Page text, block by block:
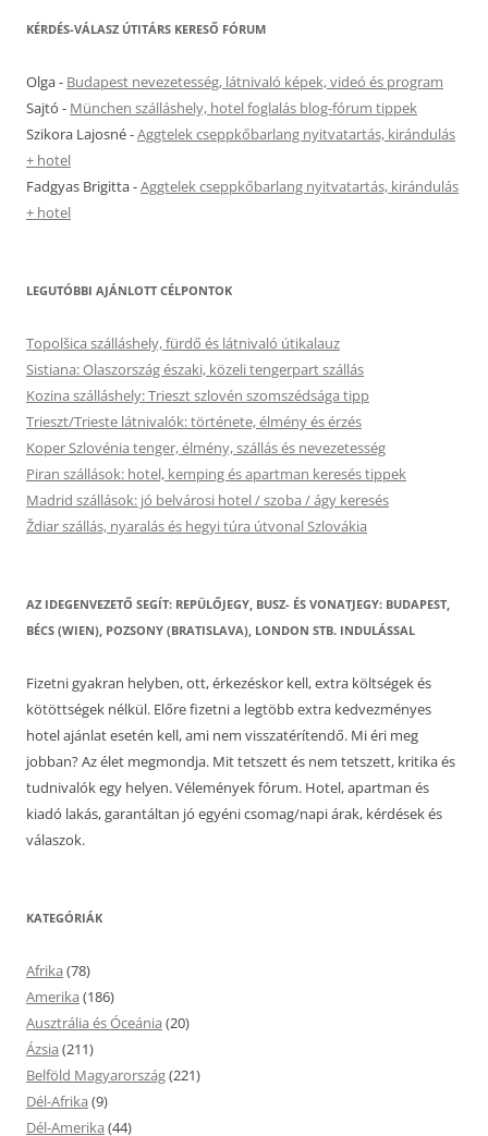
KÉRDÉS-VÁLASZ ÚTITÁRS KERESŐ FÓRUM
Olga- Budapest nevezetesség, látnivaló képek, videó és program
Sajtó - München szálláshely, hotel foglalás blog-fórum tippek
Szikora Lajosné-Aggtelek cseppkőbarlang nyitvatartás, kirándulás
+ hotel
Fadgyas Brigitta-Aggtelek cseppkőbarlang nyitvatartás, kirándulás
+ hotel
LEGUTÓBBI AJÁNLOTT CÉLPONTOK
Topolšica szálláshely, fürdő és látnivaló útikalauz
Sistiana: Olaszország északi, közeli tengerpart szállás
Kozina szálláshely: Trieszt szlovén szomszédsága tipp
Trieszt/Trieste látnivalók: története, élmény és érzés
Koper Szlovénia tenger, élmény, szállás és nevezetesség
Piran szállások: hotel, kemping és apartman keresés tippek
Madrid szállások: jó belvárosi hotel / szoba / ágy keresés
Ždiar szállás, nyaralás és hegyi túra útvonal Szlovákia
AZ IDEGENVEZETŐ SEGÍT: REPÜLŐJEGY, BUSZ- ÉS VONATJEGY: BUDAPEST,
BÉCS (WIEN), POZSONY (BRATISLAVA), LONDON STB. INDULÁSSAL
Fizetni gyakran helyben, ott, érkezéskor kell, extra költségek és
kötöttségek nélkül. Előre fizetni a legtöbb extra kedvezményes
hotel ajánlat esetén kell, ami nem visszatérítendő. Mi éri meg
jobban? Az élet megmondja. Mit tetszett és nem tetszett, kritika és
tudnivalók egy helyen. Vélemények fórum. Hotel, apartman és
kiadó lakás, garantáltan jó egyéni csomag/napi árak, kérdések és
válaszok.
KATEGÓRIÁK
Afrika (78)
Amerika (186)
Ausztrália és Óceánia (20)
Ázsia (211)
Belföld Magyarország(221)
Dél-Afrika (9)
Dél-Amerika (44)